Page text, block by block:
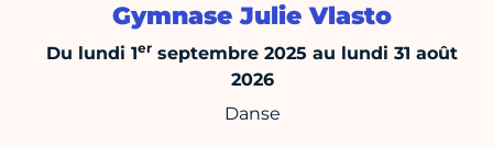
Gymnase Julie Vlasto
Du lundi 1er septembre 2025 au lundi 31 août
2026
Danse